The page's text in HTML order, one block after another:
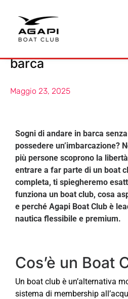
Come funziona un
barca
Maggio 23, 2025
Sogni di andare in barca
possedere un’imbarcazione?
più persone scoprono la
entrare a far parte di un boat
completa, ti spiegheremo
funziona un boat club, cosa
e perché Agapi Boat Club è
nautica flessibile e premium.
Cos’è un Boat
Un boat club è un’alternativa
sistema di membership